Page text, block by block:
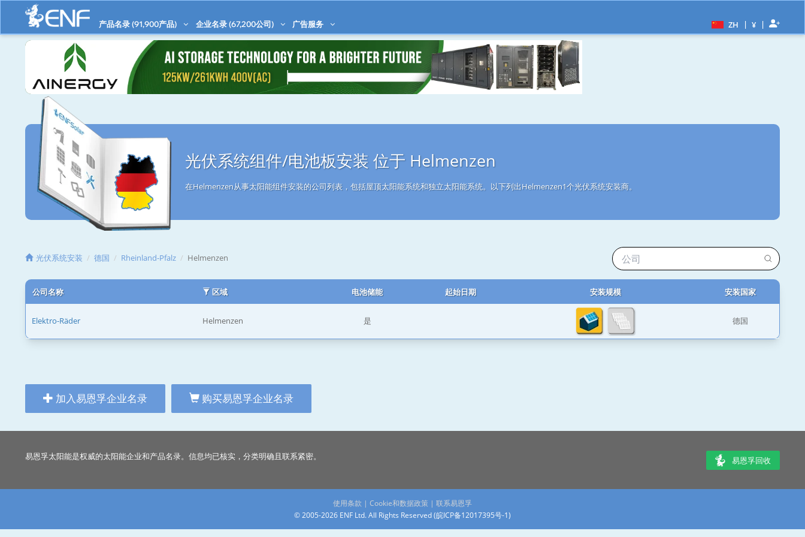
产品名录 (91,900产品) 企业名录 (67,200公司) 广告服务 ZH | ¥ |
光伏系统组件/电池板安装 位于 Helmenzen
在Helmenzen从事太阳能组件安装的公司列表，包括屋顶太阳能系统和独立太阳能系统。以下列出Helmenzen1个光伏系统安装商。
光伏系统安装 德国 Rheinland-Pfalz Helmenzen
公司名称 区域 电池储能 起始日期 安装规模 安装国家
Elektro-Räder Helmenzen 是 德国
加入易恩孚企业名录 购买易恩孚企业名录
易恩孚太阳能是权威的太阳能企业和产品名录。信息均已核实，分类明确且联系紧密。 易恩孚回收
使用条款 | Cookie和数据政策 | 联系易恩孚
© 2005-2026 ENF Ltd. All Rights Reserved (皖ICP备12017395号-1)